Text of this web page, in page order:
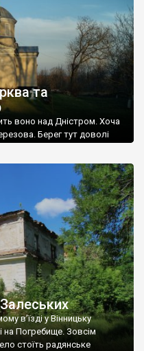
та
воно над Дністром. Хоча
Берег тут доволі
більшості навколишніх
церква. Точної дати […]
в’їзді у Вінницьку
на Погребище. Зовсім
стоїть радянське